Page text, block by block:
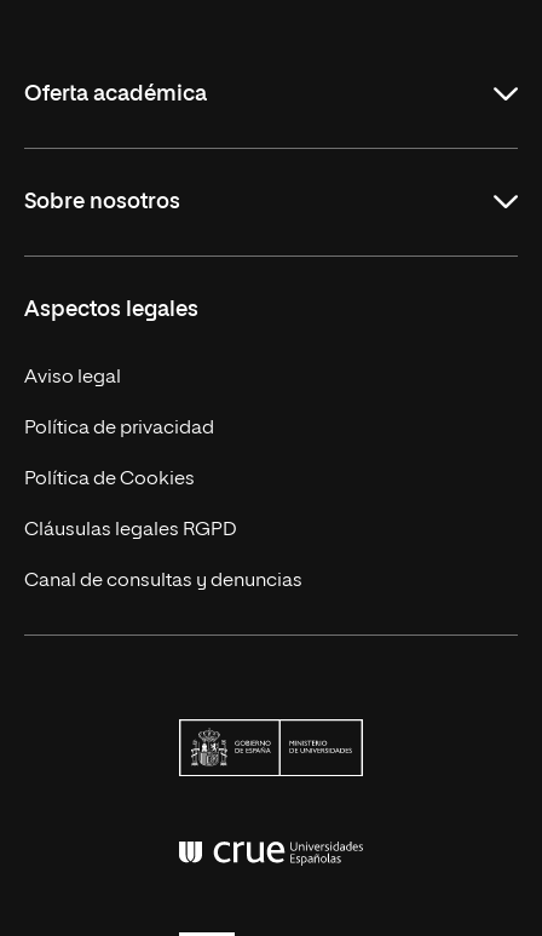
Oferta académica
Maestrías
Sobre nosotros
Trabaja en UNIR
Actualidad
Contacto
Aspectos legales
Aviso legal
Política de privacidad
Política de Cookies
Cláusulas legales RGPD
Canal de consultas y denuncias
Conferencia de